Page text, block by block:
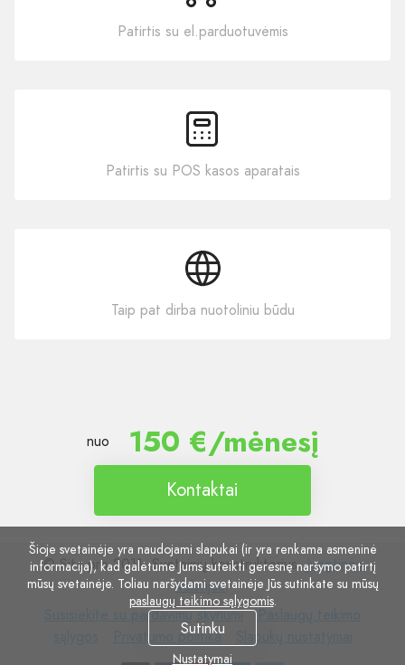
Patirtis su el.parduotuvėmis
Patirtis su POS kasos aparatais
Taip pat dirba nuotoliniu būdu
nuo 150 €/mėnesį
Kontaktai
© Site.pro 2011. Svetainių konstruktorius.Jungtinės
Valstijos.
Susisiekite su pardavimų skyriumi
Paslaugų
Paslaugų teikimo
Privatumo politika
Šioje svetainėje yra naudojami slapukai (ir yra renkama asmeninė
informacija), kad galėtume Jums suteikti geresnę naršymo patirtį
mūsų svetainėje. Toliau naršydami svetainėje Jūs sutinkate su mūsų
paslaugų teikimo sąlygomis.
Sutinku
Nustatymai